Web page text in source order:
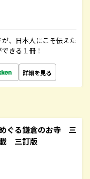
、日本人にこそ伝えた
きる１冊！
詳細を見る
ぐる鎌倉のお寺 三
三訂版